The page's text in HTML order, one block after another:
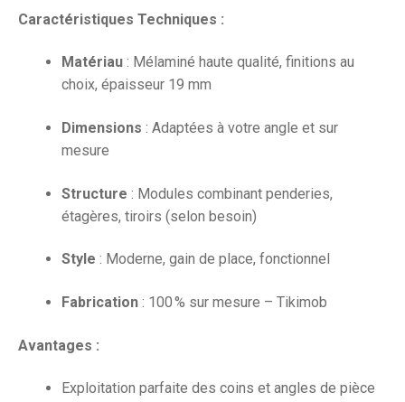
Caractéristiques Techniques :
Matériau : Mélaminé haute qualité, finitions au
choix, épaisseur 19 mm
Dimensions : Adaptées à votre angle et sur
mesure
Structure : Modules combinant penderies,
étagères, tiroirs (selon besoin)
Style : Moderne, gain de place, fonctionnel
Fabrication : 100 % sur mesure – Tikimob
Avantages :
Exploitation parfaite des coins et angles de pièce